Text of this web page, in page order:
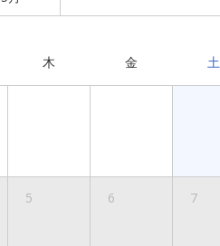
木 金 土
5 6 7